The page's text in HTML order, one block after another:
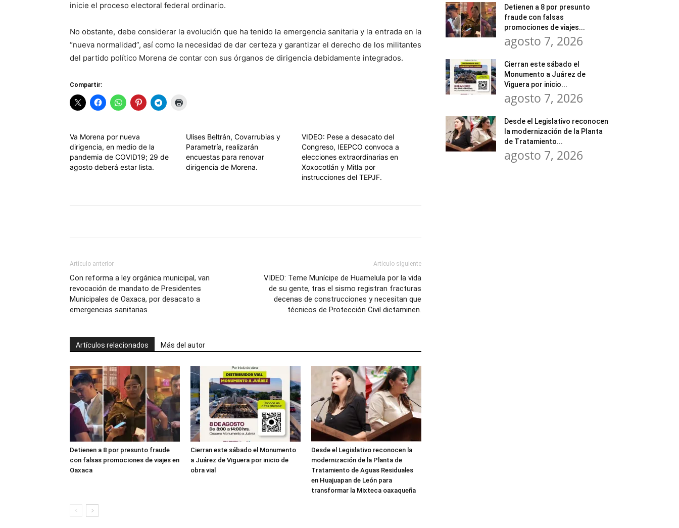
inicie el proceso electoral federal ordinario.
No obstante, debe considerar la evolución que ha tenido la emergencia sanitaria y la entrada en la
“nueva normalidad”, así como la necesidad de dar certeza y garantizar el derecho de los militantes
del partido político Morena de contar con sus órganos de dirigencia debidamente integrados.
Compartir:
Va Morena por nueva
dirigencia, en medio de la
pandemia de COVID19; 29 de
agosto deberá estar lista.
Ulises Beltrán, Covarrubias y
Parametría, realizarán
encuestas para renovar
dirigencia de Morena.
VIDEO: Pese a desacato del
Congreso, IEEPCO convoca a
elecciones extraordinarias en
Xoxocotlán y Mitla por
instrucciones del TEPJF.
Artículo anterior
Con reforma a ley orgánica municipal, van
revocación de mandato de Presidentes
Municipales de Oaxaca, por desacato a
emergencias sanitarias.
Artículo siguiente
VIDEO: Teme Munícipe de Huamelula por la vida
de su gente, tras el sismo registran fracturas
decenas de construcciones y necesitan que
técnicos de Protección Civil dictaminen.
Artículos relacionados Más del autor
Detienen a 8 por presunto fraude
con falsas promociones de viajes en
Oaxaca
Cierran este sábado el Monumento
a Juárez de Viguera por inicio de
obra vial
Desde el Legislativo reconocen la
modernización de la Planta de
Tratamiento de Aguas Residuales
en Huajuapan de León para
transformar la Mixteca oaxaqueña
Detienen a 8 por presunto
fraude con falsas
promociones de viajes...
agosto 7, 2026
Cierran este sábado el
Monumento a Juárez de
Viguera por inicio...
agosto 7, 2026
Desde el Legislativo reconocen
la modernización de la Planta
de Tratamiento...
agosto 7, 2026